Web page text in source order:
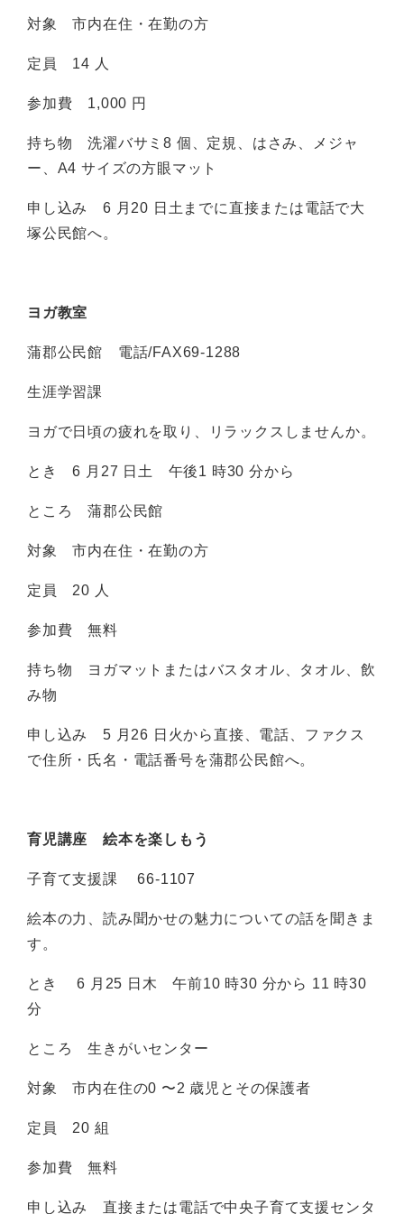
対象 市内在住・在勤の方
定員 14 人
参加費 1,000 円
持ち物 洗濯バサミ8 個、定規、はさみ、メジャ
ー、A4 サイズの方眼マット
申し込み 6 月20 日土までに直接または電話で大
塚公民館へ。
ヨガ教室
蒲郡公民館 電話/FAX69-1288
生涯学習課
ヨガで日頃の疲れを取り、リラックスしませんか。
とき 6 月27 日土 午後1 時30 分から
ところ 蒲郡公民館
対象 市内在住・在勤の方
定員 20 人
参加費 無料
持ち物 ヨガマットまたはバスタオル、タオル、飲
み物
申し込み 5 月26 日火から直接、電話、ファクス
で住所・氏名・電話番号を蒲郡公民館へ。
育児講座 絵本を楽しもう
子育て支援課 66-1107
絵本の力、読み聞かせの魅力についての話を聞きま
す。
とき 6 月25 日木 午前10 時30 分から 11 時30
分
ところ 生きがいセンター
対象 市内在住の0 〜2 歳児とその保護者
定員 20 組
参加費 無料
申し込み 直接または電話で中央子育て支援センタ